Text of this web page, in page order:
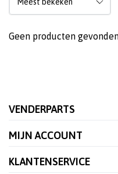
Geen producten
VENDERPARTS
MIJN ACCOUNT
KLANTENSERVICE